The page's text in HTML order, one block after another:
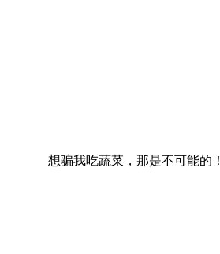
想骗我吃蔬菜，那是不可能的！